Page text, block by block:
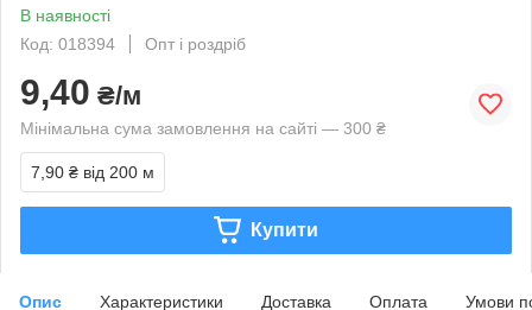
В наявності
Код: 018394
Опт і роздріб
9,40 ₴/м
Мінімальна сума замовлення на сайті — 300 ₴
7,90 ₴ від 200 м
Купити
Опис Характеристики Доставка Оплата Умови